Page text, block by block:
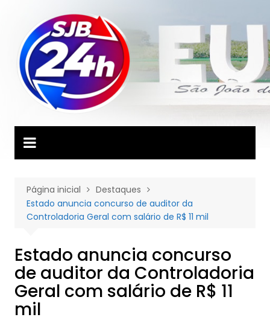
conteúdo
Página inicial
Destaques
Estado anuncia concurso de auditor da
Controladoria Geral com salário de R$ 11 mil
Estado anuncia concurso
de auditor da Controladoria
Geral com salário de R$ 11
mil